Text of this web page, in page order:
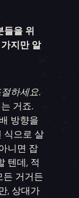
들을 위
지만 알
하세요.
거죠.
방향을
식으로 살
니면 잡
텐데, 적
든 거거든
, 상대가